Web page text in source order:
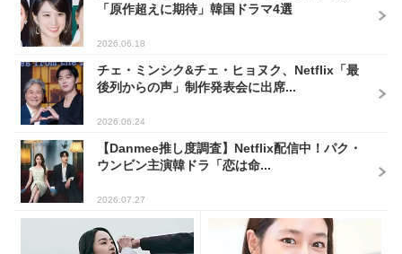
「原作超えに期待」韓国ドラマ4選
2026.06.18
チェ・ミンシク&チェ・ヒョヌク、Netflix「最
後列からの声」制作発表会に出席...
2026.06.24
【Danmee推し度調査】Netflix配信中！パク・
ウンビン主演韓ドラ「恋は命...
2026.07.27